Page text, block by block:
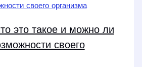
это такое и можно ли
своего